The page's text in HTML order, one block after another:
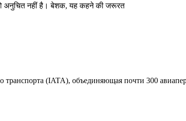
अनुचित नहीं है। बेशक, यह कहने की जरूरत
(IATA), объединяющая почти 300